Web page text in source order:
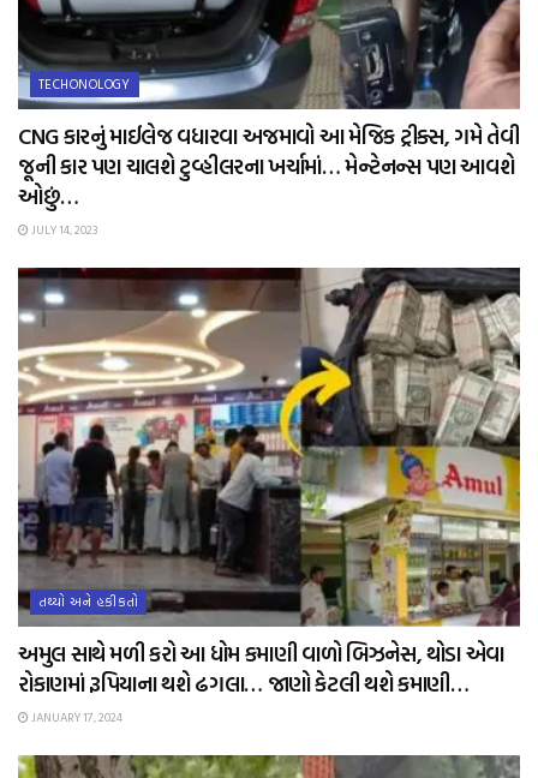
TECHONOLOGY
CNG કારનું માઈલેજ વધારવા અજમાવો આ મેજિક ટ્રીક્સ, ગમે તેવી
જૂની કાર પણ ચાલશે ટુવ્હીલરના ખર્ચામાં… મેન્ટેનન્સ પણ આવશે
ઓછું…
JULY 14, 2023
તથ્યો અને હકીકતો
અમુલ સાથે મળી કરો આ ધોમ કમાણી વાળો બિઝનેસ, થોડા એવા
રોકાણમાં રૂપિયાના થશે ઢગલા… જાણો કેટલી થશે કમાણી…
JANUARY 17, 2024